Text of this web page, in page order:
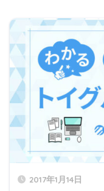
2017年1月14日